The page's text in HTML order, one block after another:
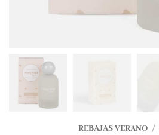
REBAJAS VERANO /